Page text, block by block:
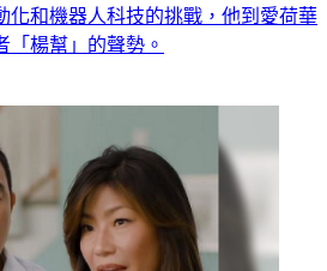
化和機器人科技的挑戰，他到愛荷華
「楊幫」的聲勢。